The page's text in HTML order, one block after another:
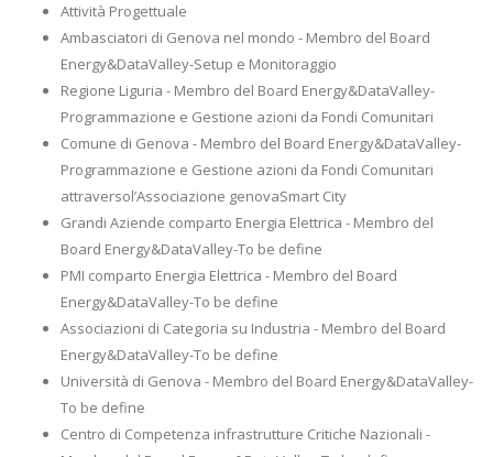
Attività Progettuale
Ambasciatori di Genova nel mondo - Membro del Board
Energy&DataValley-Setup e Monitoraggio
Regione Liguria - Membro del Board Energy&DataValley-
Programmazione e Gestione azioni da Fondi Comunitari
Comune di Genova - Membro del Board Energy&DataValley-
Programmazione e Gestione azioni da Fondi Comunitari
attraversol’Associazione genovaSmart City
Grandi Aziende comparto Energia Elettrica - Membro del
Board Energy&DataValley-To be define
PMI comparto Energia Elettrica - Membro del Board
Energy&DataValley-To be define
Associazioni di Categoria su Industria - Membro del Board
Energy&DataValley-To be define
Università di Genova - Membro del Board Energy&DataValley-
To be define
Centro di Competenza infrastrutture Critiche Nazionali -